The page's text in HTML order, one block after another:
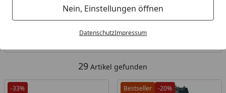
Nein, Einstellungen öffnen
DatenschutzImpressum
Kategorien
29 Artikel gefunden
-33% Bestseller -20%